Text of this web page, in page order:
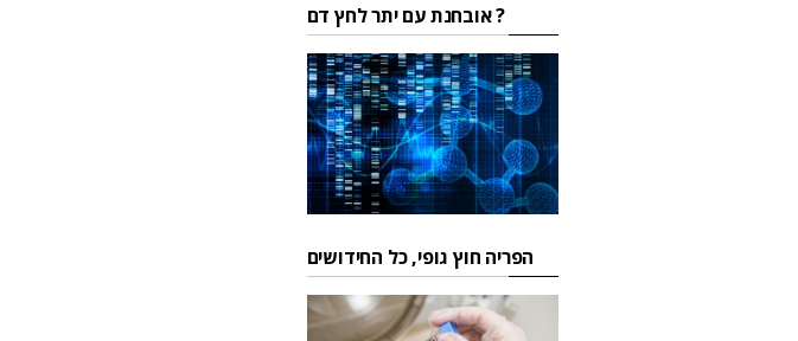
אובחנת עם יתר לחץ דם ?
הפריה חוץ גופי, כל החידושים